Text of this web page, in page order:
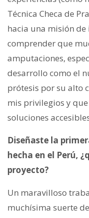
Técnica Checa de
hacia una misión
comprender que
amputaciones,
desarrollo como el
prótesis por su alto
mis privilegios y
soluciones
Diseñaste la
hecha en el Perú,
proyecto?
Un maravilloso
muchísima suerte